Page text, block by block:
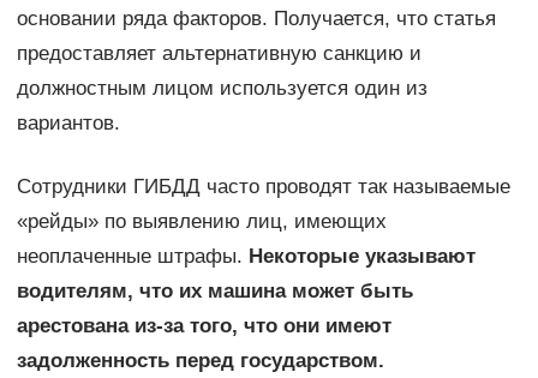
основании ряда факторов. Получается, что статья
предоставляет альтернативную санкцию и
должностным лицом используется один из
вариантов.
Сотрудники ГИБДД часто проводят так называемые
«рейды» по выявлению лиц, имеющих
неоплаченные штрафы. Некоторые указывают
водителям, что их машина может быть
арестована из-за того, что они имеют
задолженность перед государством.